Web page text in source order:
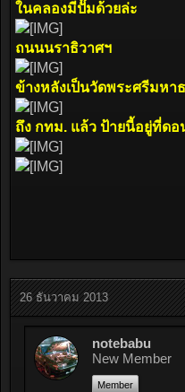
ในคลองมีปั๊มด้วยล่ะ
ถนนนราธิวาศฯ
ข้างหลังเป็นวัดพระศรีมหา
ถึง กทม. แล้ว ป้ายนี้อยู่ที่ดอ
26 ธันวาคม 2013
notebabu
New Member
Member